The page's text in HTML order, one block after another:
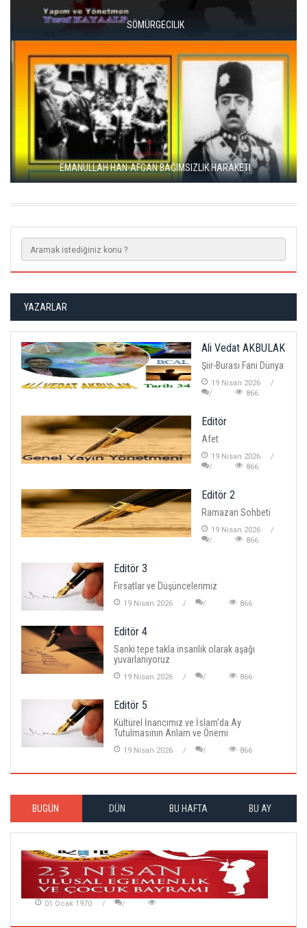
SÖMÜRGECILIK
EMANULLAH HAN-AFGAN BAĞIMSIZLIK HARAKETI
YAZARLAR
Ali Vedat AKBULAK
Şiir-Burası Fani Dünya
19 Nisan 2026
866
Editör
Afet
19 Nisan 2026
866
Editör 2
Ramazan Sohbeti
19 Nisan 2026
866
Editör 3
Fırsatlar ve Düşüncelerimiz
19 Nisan 2026 866
Editör 4
Sanki tepe takla insanlık olarak aşağı
yuvarlanıyoruz
19 Nisan 2026 866
Editör 5
Kültürel İnancımız ve İslam'da Ay
Tutulmasının Anlam ve Önemi
19 Nisan 2026 866
BUGÜN DÜN BU HAFTA BU AY
01 Ocak 1970